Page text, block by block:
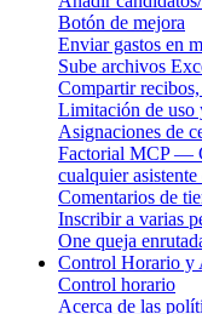
Botón de mejora
Enviar gastos en
Sube archivos
Compartir
Limitación de uso
Asignaciones de
Factorial MCP —
cualquier
Comentarios de
Inscribir a varias
One queja
Control Horario y
Control horario
Acerca de las